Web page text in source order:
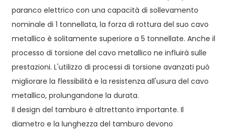
paranco elettrico con una capacità di sollevamento
nominale di 1 tonnellata, la forza di rottura del suo cavo
metallico è solitamente superiore a 5 tonnellate. Anche il
processo di torsione del cavo metallico ne influirà sulle
prestazioni. L'utilizzo di processi di torsione avanzati può
migliorare la flessibilità e la resistenza all'usura del cavo
metallico, prolungandone la durata.
Il design del tamburo è altrettanto importante. Il
diametro e la lunghezza del tamburo devono